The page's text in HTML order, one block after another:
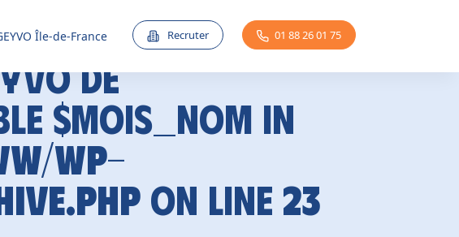
Île-de-France Recruter 01 88 26 01 75
de
$mois_nom in
wp-
on line 23